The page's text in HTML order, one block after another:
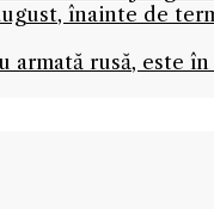
înainte de
rusă, este în